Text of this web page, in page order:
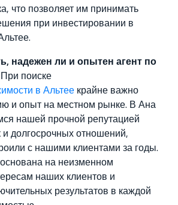
что позволяет им принимать
при инвестировании в
надежен ли и опытен агент по
При поиске
в Альтее крайне важно
и опыт на местном рынке. В Ана
нашей прочной репутацией
долгосрочных отношений,
с нашими клиентами за годы.
на неизменном
наших клиентов и
результатов в каждой